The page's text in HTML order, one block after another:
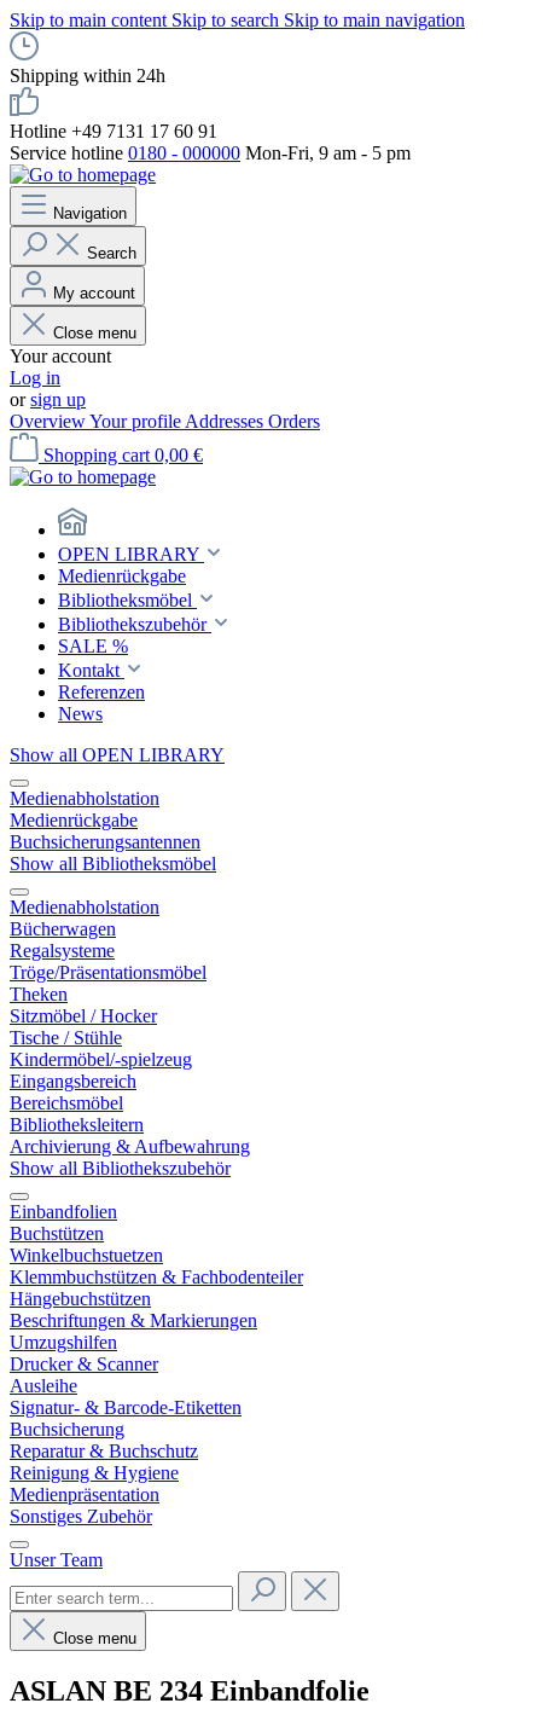
Skip to main content Skip to search Skip to main navigation
Shipping within 24h
Hotline +49 7131 17 60 91
Service hotline 0180 - 000000 Mon-Fri, 9 am - 5 pm
Navigation
Search
My account
Close menu
Your account
Log in
orsign up
OverviewYour profile Addresses Orders
Shopping cart 0,00 €
OPEN LIBRARY
Medienrückgabe
Bibliotheksmöbel
Bibliothekszubehör
SALE %
Kontakt
Referenzen
News
Show all OPEN LIBRARY
Medienabholstation
Medienrückgabe
Buchsicherungsantennen
Show all Bibliotheksmöbel
Medienabholstation
Bücherwagen
Regalsysteme
Tröge/Präsentationsmöbel
Theken
Sitzmöbel / Hocker
Tische / Stühle
Kindermöbel/-spielzeug
Eingangsbereich
Bereichsmöbel
Bibliotheksleitern
Archivierung & Aufbewahrung
Show all Bibliothekszubehör
Einbandfolien
Buchstützen
Winkelbuchstuetzen
Klemmbuchstützen & Fachbodenteiler
Hängebuchstützen
Beschriftungen & Markierungen
Umzugshilfen
Drucker & Scanner
Ausleihe
Signatur- & Barcode-Etiketten
Buchsicherung
Reparatur & Buchschutz
Reinigung & Hygiene
Medienpräsentation
Sonstiges Zubehör
Unser Team
Close menu
ASLAN BE 234 Einbandfolie